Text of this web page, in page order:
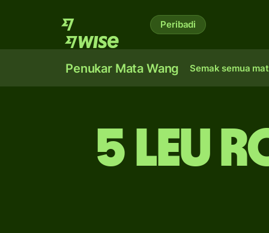
Peribadi
Penukar Mata Wang Semak semua
5 leu